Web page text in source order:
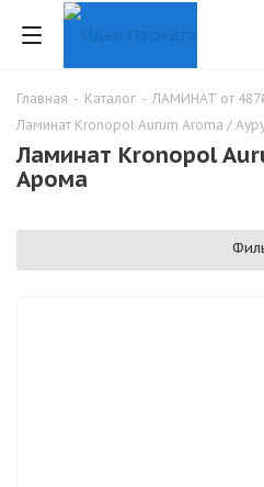
Главная - Каталог - ЛАМИНАТ от
Ламинат Kronopol Aurum Aroma /
Ламинат Kronopol
Арома